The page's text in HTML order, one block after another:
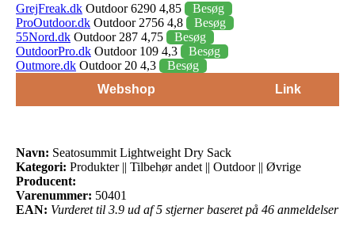
GrejFreak.dk Outdoor 6290 4,85
Besøg
ProOutdoor.dk Outdoor 2756 4,8
Besøg
55Nord.dk Outdoor 287 4,75
Besøg
OutdoorPro.dk Outdoor 109 4,3
Besøg
Outmore.dk Outdoor 20 4,3
Besøg
Webshop
Link
Navn: Seatosummit Lightweight Dry Sack
Kategori: Produkter || Tilbehør andet || Outdoor || Øvrige
Producent:
Varenummer: 50401
EAN: Vurderet til 3.9 ud af 5 stjerner baseret på 46 anmeldelser